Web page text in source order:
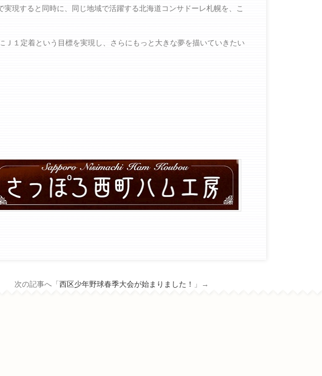
現すると同時に、同じ地域で活躍する北海道コンサドーレ札幌を、こ
Ｊ１定着という目標を実現し、さらにもっと大きな夢を描いていきたい
次の記事へ「西区少年野球春季大会が始まりました！ 」→